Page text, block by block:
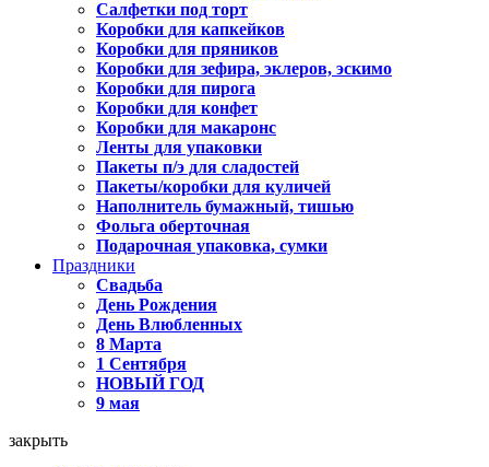
Салфетки под торт
Коробки для капкейков
Коробки для пряников
Коробки для зефира, эклеров, эскимо
Коробки для пирога
Коробки для конфет
Коробки для макаронс
Ленты для упаковки
Пакеты п/э для сладостей
Пакеты/коробки для куличей
Наполнитель бумажный, тишью
Фольга оберточная
Подарочная упаковка, сумки
Праздники
Свадьба
День Рождения
День Влюбленных
8 Марта
1 Сентября
НОВЫЙ ГОД
9 мая
закрыть